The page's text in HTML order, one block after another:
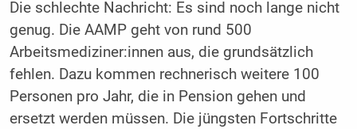
Die schlechte Nachricht: Es sind noch lange nicht
genug. Die AAMP geht von rund 500
Arbeitsmediziner:innen aus, die grundsätzlich
fehlen. Dazu kommen rechnerisch weitere 100
Personen pro Jahr, die in Pension gehen und
ersetzt werden müssen. Die jüngsten Fortschritte